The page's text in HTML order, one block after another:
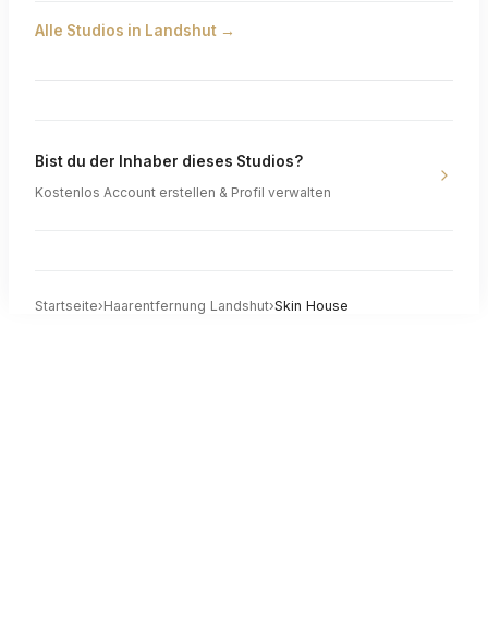
Alle Studios in Landshut →
Bist du der Inhaber dieses Studios?
Kostenlos Account erstellen & Profil verwalten
Startseite›Haarentfernung Landshut›Skin House